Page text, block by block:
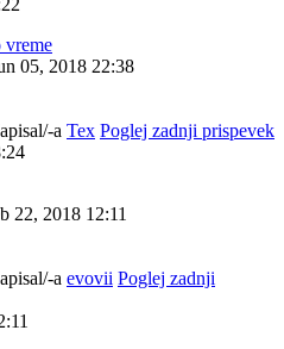
vreme
05, 2018 22:38
a Tex Poglej zadnji prispevek
22, 2018 12:11
a evovii Poglej zadnji